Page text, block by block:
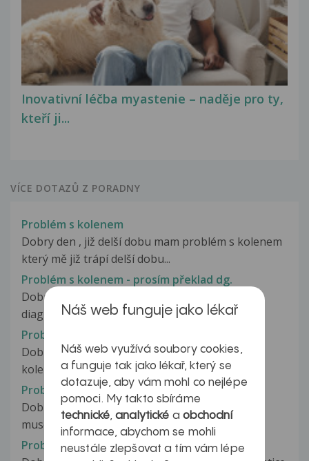
Inovativní léčba myastenie – naděje pro ty,
kteří ji...
VÍCE DOTAZŮ Z PORADNY
Problém s kolenem
Dobry den , již delší dobu mam problém s kolenem
který mě již trápí delší dobu...
Problém s kolenem - prosím překlad dg.
Dobrý den, pane doktore, prosím o překlad
diagnozy: algia genus l. sin,...
Problém s kolenem po ortéze.
Dobrý den, chtěl bych se zeptat na problém s
kolenem. Při fotbale jsem si vyhodil...
Problém s kolenem po ortéze.
Dobrý den, na fotbale jsem si vyhodil koleno a
musel jsem ca týdny nosit ortézu...
Problém s kolenem po plastice vazu
Náš web funguje jako lékař
Náš web využívá soubory cookies,
a funguje tak jako lékař, který se
dotazuje, aby vám mohl co nejlépe
pomoci. My takto sbíráme
technické,analytické a obchodní
informace, abychom se mohli
neustále zlepšovat a tím vám lépe